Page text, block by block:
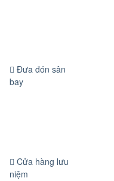
Đưa đón sân
bay
Cửa hàng lưu
niệm